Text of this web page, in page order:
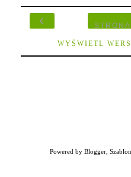
‹
WYŚWIETL
Powered by Blogger,